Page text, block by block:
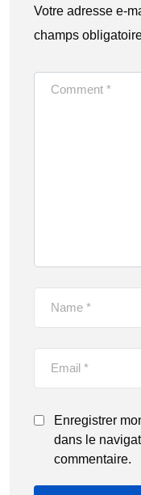
Votre adresse e-
champs
Enregistrer
dans le
commentaire.